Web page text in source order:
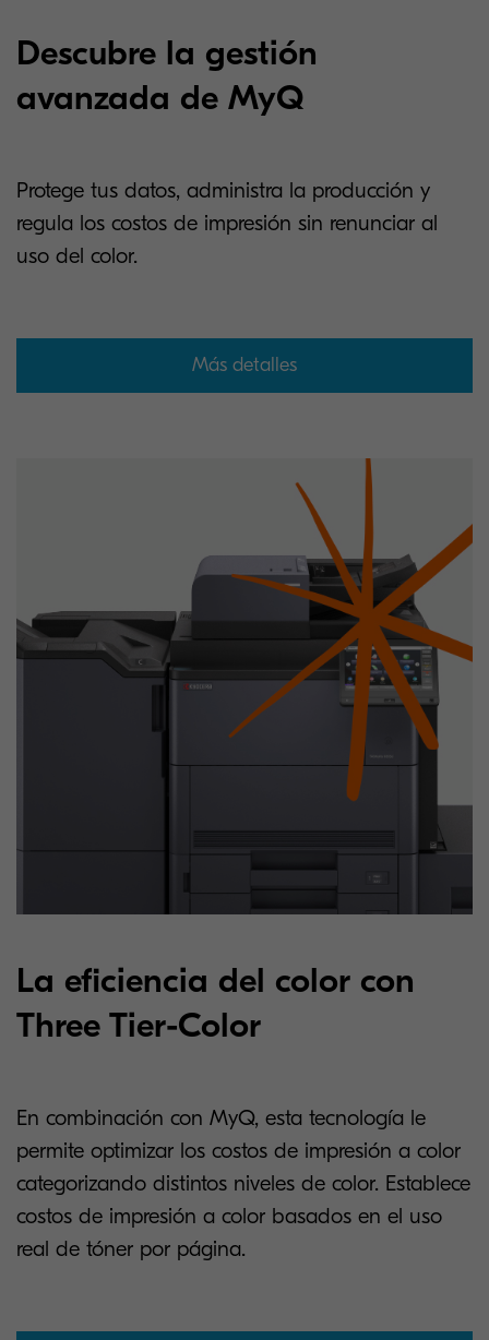
Descubre la gestión
avanzada de MyQ
Protege tus datos, administra la producción y
regula los costos de impresión sin renunciar al
uso del color.
Más detalles
La eficiencia del color con
Three Tier-Color
En combinación con MyQ, esta tecnología le
permite optimizar los costos de impresión a color
categorizando distintos niveles de color. Establece
costos de impresión a color basados en el uso
real de tóner por página.